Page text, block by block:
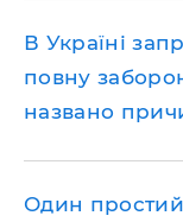
В Україні
повну
названо
Один